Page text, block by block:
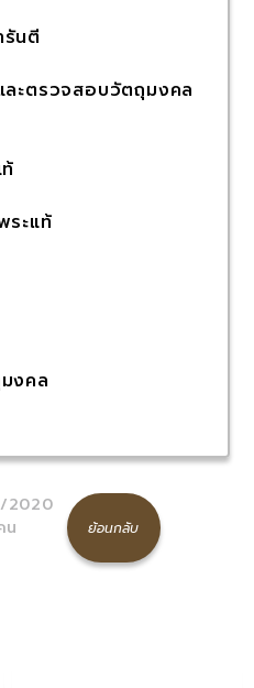
นตี
รวจสอบวัตถุมงคล
ะแท้
คล
2020
น ย้อนกลับ